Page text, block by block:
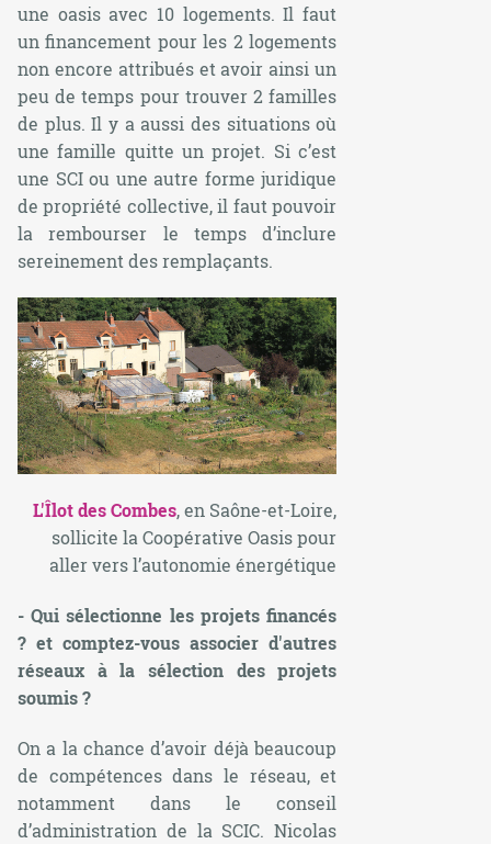
une oasis avec 10 logements. Il faut
un financement pour les 2 logements
non encore attribués et avoir ainsi un
peu de temps pour trouver 2 familles
de plus. Il y a aussi des situations où
une famille quitte un projet. Si c’est
une SCI ou une autre forme juridique
de propriété collective, il faut pouvoir
la rembourser le temps d’inclure
sereinement des remplaçants.
L'Îlot des Combes, en Saône-et-Loire,
sollicite la Coopérative Oasis pour
aller vers l’autonomie énergétique
- Qui sélectionne les projets financés
? et comptez-vous associer d'autres
réseaux à la sélection des projets
soumis ?
On a la chance d’avoir déjà beaucoup
de compétences dans le réseau, et
notamment dans le conseil
d’administration de la SCIC. Nicolas